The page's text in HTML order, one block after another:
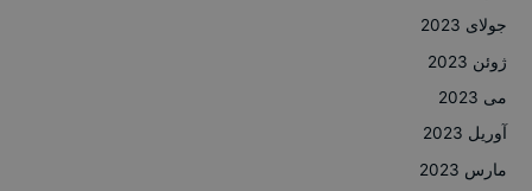
جولای 2023
ژوئن 2023
می 2023
آوریل 2023
مارس 2023